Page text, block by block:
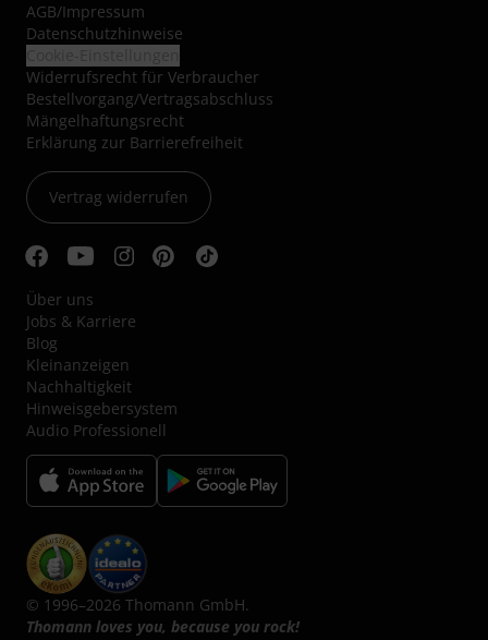
AGB/Impressum
Datenschutzhinweise
Widerrufsrecht für Verbraucher
Bestellvorgang/Vertragsabschluss
Mängelhaftungsrecht
Erklärung zur Barrierefreiheit
Vertrag widerrufen
Über uns
Jobs & Karriere
Blog
Kleinanzeigen
Nachhaltigkeit
Hinweisgebersystem
Audio Professionell
© 1996–2026 Thomann GmbH.
Thomann loves you, because you rock!